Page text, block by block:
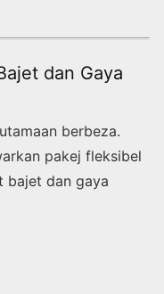
dan Gaya
berbeza.
pakej fleksibel
bajet dan gaya